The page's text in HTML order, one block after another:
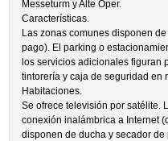
Messeturm y Alte Oper.
Características.
Las zonas comunes disponen
pago). El parking o
los servicios adicionales figuran
tintorería y caja de seguridad en
Habitaciones.
Se ofrece televisión por satélite.
conexión inalámbrica a Internet
disponen de ducha y secador